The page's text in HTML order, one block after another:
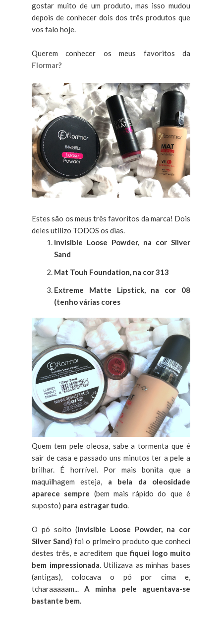
gostar muito de um produto, mas isso mudou
depois de conhecer dois dos três produtos que
vos falo hoje.
Querem conhecer os meus favoritos da
Flormar?
Estes são os meus três favoritos da marca! Dois
deles utilizo TODOS os dias.
Invisible Loose Powder, na cor Silver
Sand
Mat Touh Foundation, na cor 313
Extreme Matte Lipstick, na cor 08
(tenho várias cores
Quem tem pele oleosa, sabe a tormenta que é
sair de casa e passado uns minutos ter a pele a
brilhar. É horrível. Por mais bonita que a
maquilhagem esteja, a bela da oleosidade
aparece sempre (bem mais rápido do que é
suposto) para estragar tudo.
O pó solto (Invisible Loose Powder, na cor
Silver Sand) foi o primeiro produto que conheci
destes três, e acreditem quefiquei logo muito
bem impressionada. Utilizava as minhas bases
(antigas), colocava o pó por cima e,
tcharaaaaam... A minha pele aguentava-se
bastante bem.